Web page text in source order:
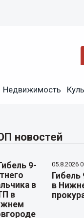
Недвижимость
новостей
05.8.2026
в